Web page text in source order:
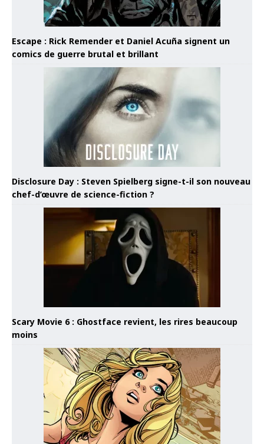
Escape : Rick Remender et Daniel Acuña signent un
comics de guerre brutal et brillant
Disclosure Day : Steven Spielberg signe-t-il son nouveau
chef-d’œuvre de science-fiction ?
Scary Movie 6 : Ghostface revient, les rires beaucoup
moins